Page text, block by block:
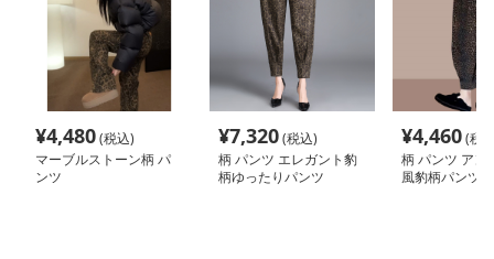
¥4,480(税込)
マーブルストーン柄 パ
ンツ
¥7,320(税込)
柄 パンツ エレガント豹
柄ゆったりパンツ
¥4,460(税
柄 パンツ アン
風豹柄パンツ